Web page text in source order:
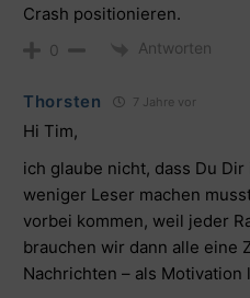
Crash positionieren.
0 Antworten
Thorsten 7 Jahre vor
Hi Tim,
ich glaube nicht, dass Du
weniger Leser machen
vorbei kommen, weil jeder
brauchen wir dann alle eine
Nachrichten – als